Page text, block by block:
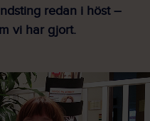
redan i höst –
vi har gjort.